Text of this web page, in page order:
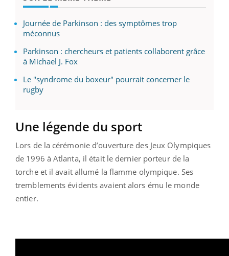
Journée de Parkinson : des symptômes trop
méconnus
Parkinson : chercheurs et patients collaborent grâce
à Michael J. Fox
Le "syndrome du boxeur" pourrait concerner le
rugby
Une légende du sport
Lors de la cérémonie d’ouverture des Jeux Olympiques
de 1996 à Atlanta, il était le dernier porteur de la
torche et il avait allumé la flamme olympique. Ses
tremblements évidents avaient alors ému le monde
entier.